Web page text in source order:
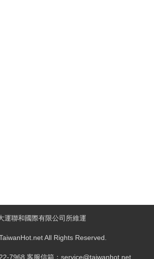
運聯和國際有限公司所維運
All Rights Reserved.
7968 客服信箱：service@taiwanhot.net